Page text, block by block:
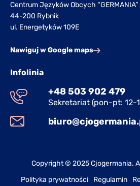
Centrum Języków Obcych “GERMANIA”
44-200 Rybnik
ul. Energetyków 109E
Nawiguj w Google maps
Infolinia
+48 503 902 479
Sekretariat (pon-pt: 12-
Copyright © 2025 Cjogermania.
Polityka prywatności
Regulamin